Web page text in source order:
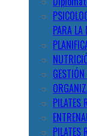
PARA LA
PILATES
PILATES